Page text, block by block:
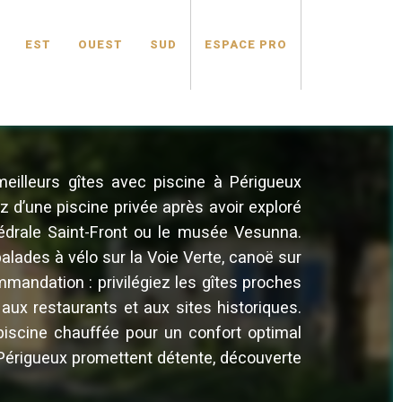
EST OUEST SUD ESPACE PRO
gîtes avec piscine à Périgueux
piscine privée après avoir exploré
Saint-Front ou le musée Vesunna.
à vélo sur la Voie Verte, canoë sur
: privilégiez les gîtes proches
restaurants et aux sites historiques.
chauffée pour un confort optimal
promettent détente, découverte